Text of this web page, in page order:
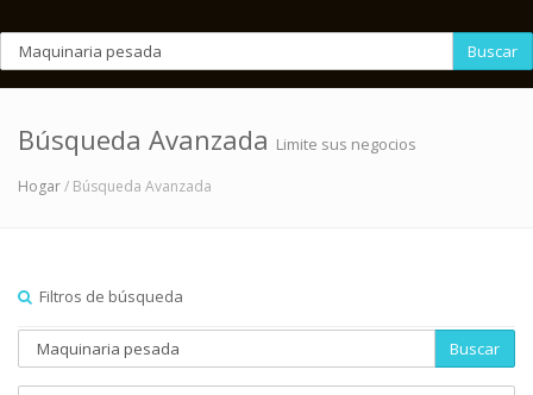
Buscar
Búsqueda Avanzada Limite sus negocios
Hogar/ Búsqueda Avanzada
Filtros de búsqueda
Buscar